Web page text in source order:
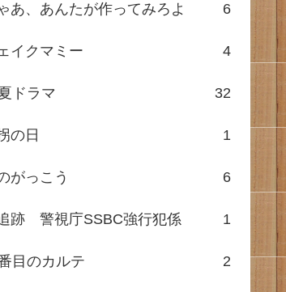
あ、あんたが作ってみろよ 6
イクマミー 4
ドラマ 32
の日 1
がっこう 6
跡 警視庁SSBC強行犯係 1
目のカルテ 2